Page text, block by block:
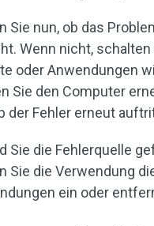
Sie nun, ob das
Wenn nicht,
oder Anwendungen
Sie den Computer
der Fehler erneut
Sie die Fehlerquelle
Sie die Verwendung
ein oder